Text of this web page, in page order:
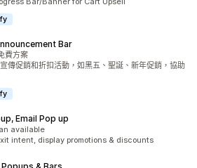
Bar
費方案
傳促銷和折扣活動，如黑五、聖誕、新年促銷，協助
Email Pop up
available
intent, display promotions & discounts